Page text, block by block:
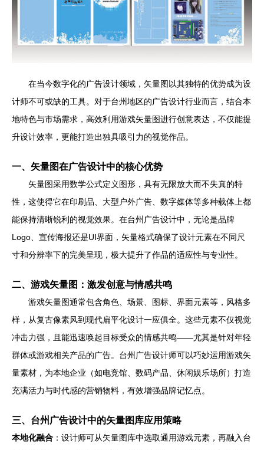
在当今数字化的广告设计领域，矢量图以其独特的优势成为设
计师不可或缺的工具。对于台州地区的广告设计行业而言，结合本
地特色与市场需求，高效利用游戏矢量图进行创意表达，不仅能提
升设计效率，更能打造出独具吸引力的视觉作品。
一、矢量图在广告设计中的核心优势
矢量图采用数学公式定义图形，具有无限放大而不失真的特
性，这使得它在印刷品、大型户外广告、数字媒体等多种载体上都
能保持清晰锐利的视觉效果。在台州广告设计中，无论是品牌
Logo、宣传海报还是UI界面，矢量格式确保了设计元素在不同尺
寸和分辨率下的完美呈现，极大提升了作品的适应性与专业性。
二、游戏矢量图：激发创意与情感共鸣
游戏矢量图通常包含角色、场景、图标、界面元素等，风格多
样，从复古像素风到现代扁平化设计一应俱全。这些元素不仅视觉
冲击力强，且能迅速唤起目标受众的情感共鸣——尤其是针对年轻
群体或游戏相关产品的广告。台州广告设计师可以巧妙运用游戏矢
量素材，为本地企业（如电竞馆、数码产品、休闲娱乐场所）打造
充满活力与时代感的营销物料，有效增强品牌记忆点。
三、台州广告设计中的矢量图库应用策略
本地化融合 ：设计师可从矢量图库中选取通用游戏元素，再融入台